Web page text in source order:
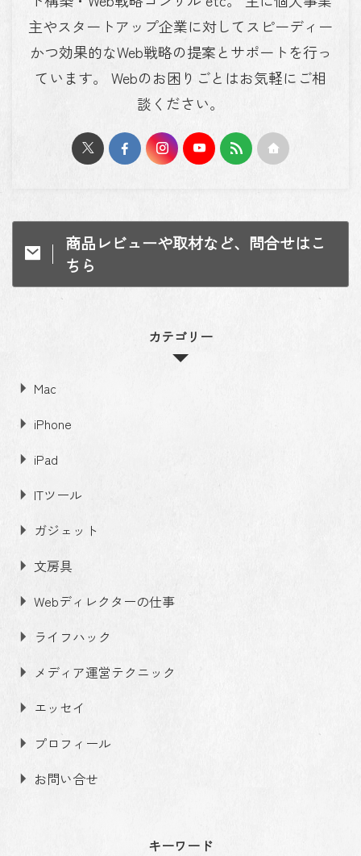
主やスタートアップ企業に対してスピーディー
かつ効果的なWeb戦略の提案とサポートを行っ
ています。 Webのお困りごとはお気軽にご相
談ください。
商品レビューや取材など、問合せはこ
ちら
カテゴリー
Mac
iPhone
iPad
ITツール
ガジェット
文房具
Webディレクターの仕事
ライフハック
メディア運営テクニック
エッセイ
プロフィール
お問い合せ
キーワード